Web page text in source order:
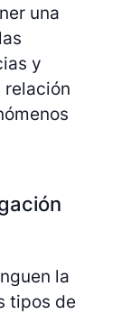
una
y
relación
la
tipos de